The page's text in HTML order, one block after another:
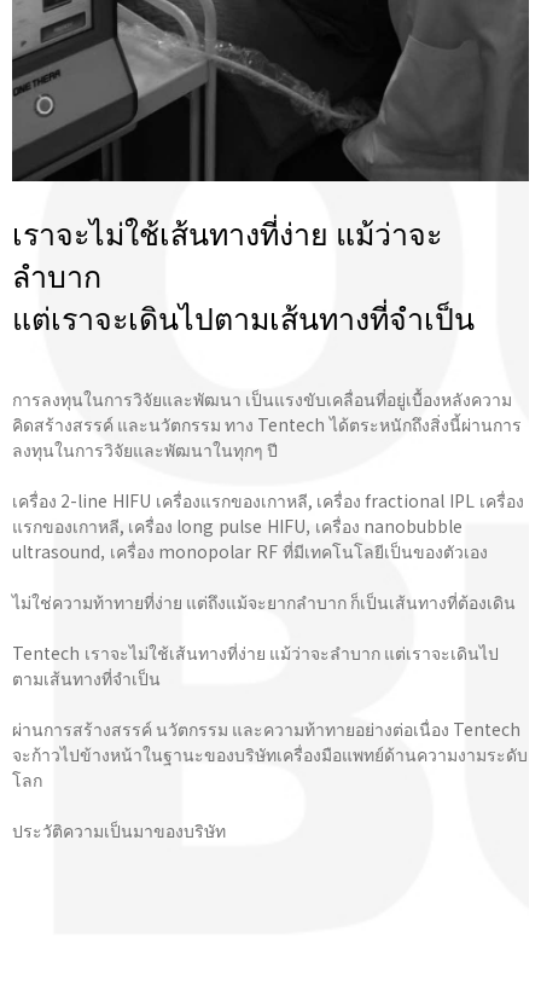
เราจะไม่ใช้เส้นทางที่ง่าย แม้ว่าจะ
ลำบาก
แต่เราจะเดินไปตามเส้นทางที่จําเป็น
การลงทุนในการวิจัยและพัฒนา เป็นแรงขับเคลื่อนที่อยู่เบื้องหลังความ
คิดสร้างสรรค์ และนวัตกรรม ทาง Tentech ได้ตระหนักถึงสิ่งนี้ผ่านการ
ลงทุนในการวิจัยและพัฒนาในทุกๆ ปี
เครื่อง 2-line HIFU เครื่องแรกของเกาหลี, เครื่อง fractional IPL เครื่อง
แรกของเกาหลี, เครื่อง long pulse HIFU, เครื่อง nanobubble
ultrasound, เครื่อง monopolar RF ที่มีเทคโนโลยีเป็นของตัวเอง
ไม่ใช่ความท้าทายที่ง่าย แต่ถึงแม้จะยากลำบาก ก็เป็นเส้นทางที่ต้องเดิน
Tentech เราจะไม่ใช้เส้นทางที่ง่าย แม้ว่าจะลำบาก แต่เราจะเดินไป
ตามเส้นทางที่จําเป็น
ผ่านการสร้างสรรค์ นวัตกรรม และความท้าทายอย่างต่อเนื่อง Tentech
จะก้าวไปข้างหน้าในฐานะของบริษัทเครื่องมือแพทย์ด้านความงามระดับ
โลก
ประวัติความเป็นมาของบริษัท